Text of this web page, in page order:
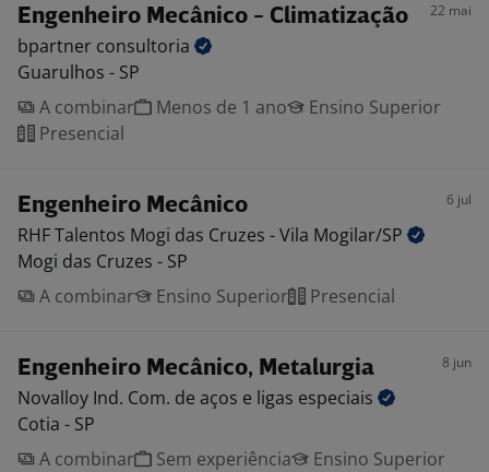
Engenheiro Mecânico - Climatização 22 mai
bpartner consultoria
Guarulhos - SP
A combinar
Menos de 1 ano
Ensino Superior
Presencial
Engenheiro Mecânico 6 jul
RHF Talentos Mogi das Cruzes - Vila Mogilar/SP
Mogi das Cruzes - SP
A combinar
Ensino Superior Presencial
Engenheiro Mecânico, Metalurgia 8 jun
Novalloy Ind. Com. de aços e ligas especiais
Cotia - SP
A combinar
Sem experiência
Ensino Superior